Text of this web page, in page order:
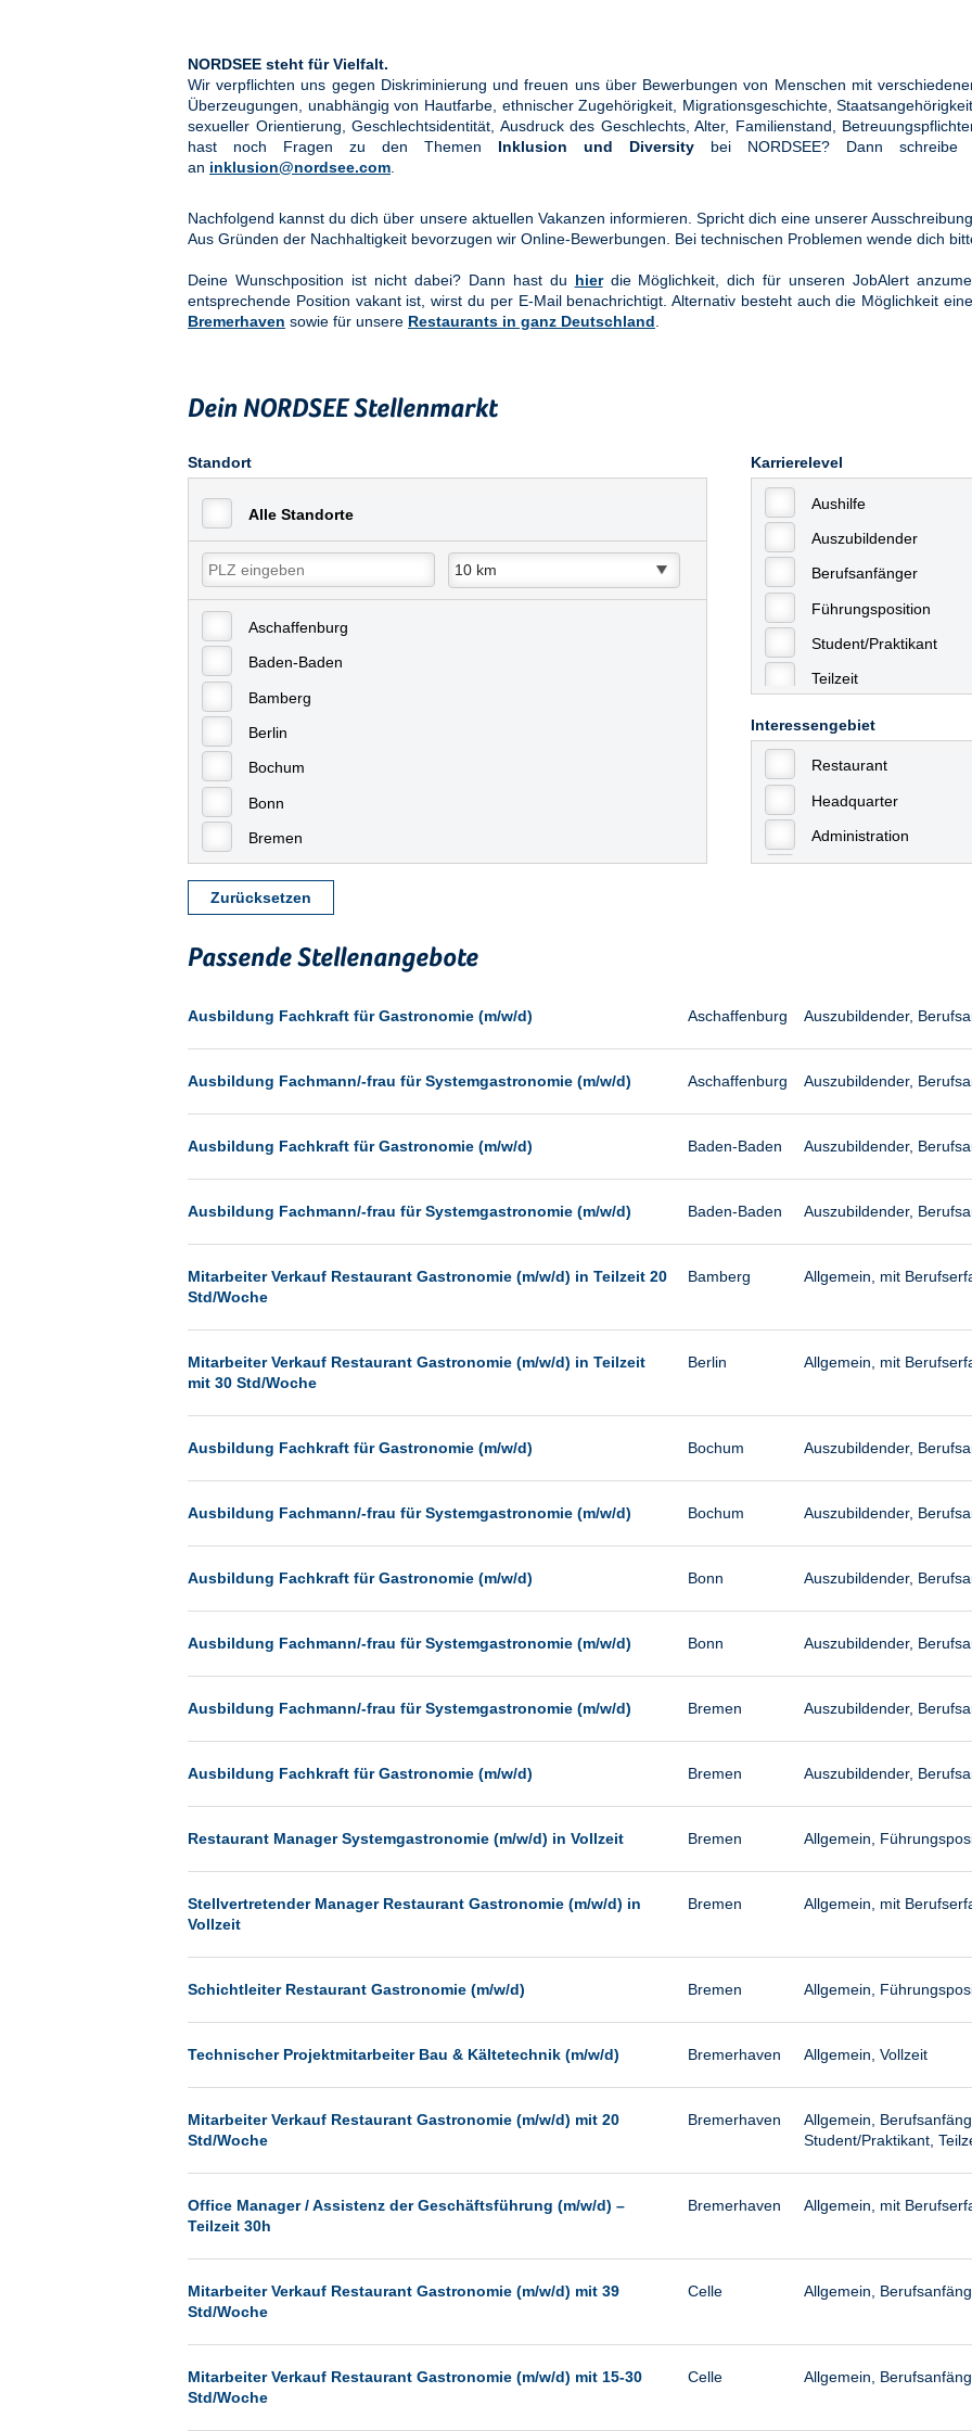
NORDSEE steht für Vielfalt.
Wir verpflichten uns gegen Diskriminierung und freuen uns über Bewerbungen von Menschen mit
Überzeugungen, unabhängig von Hautfarbe, ethnischer Zugehörigkeit, Migrationsgeschichte,
sexueller Orientierung, Geschlechtsidentität, Ausdruck des Geschlechts, Alter, Familienstand,
hast noch Fragen zu den Themen Inklusion und Diversity bei NORDSEE? Dann
an inklusion@nordsee.com
Nachfolgend kannst du dich über unsere aktuellen Vakanzen informieren. Spricht dich eine unserer
Aus Gründen der Nachhaltigkeit bevorzugen wir Online-Bewerbungen. Bei technischen Problemen wende dich
Deine Wunschposition ist nicht dabei? Dann hast du hierdie Möglichkeit, dich für unseren JobAlert
entsprechende Position vakant ist, wirst du per E-Mail benachrichtigt. Alternativ besteht auch die Möglichkeit
Bremerhaven sowie für unsere Restaurants in ganz Deutschland
Dein NORDSEE Stellenmarkt
Standort
Alle Standorte
Aschaffenburg
Baden-Baden
Bamberg
Berlin
Bochum
Bonn
Bremen
Celle
Chemnitz
Dresden
Düsseldorf
Erfurt
Essen
Frankfurt
Freiburg
Göppingen
Göttingen
Günthersdorf
Hermsdorf
Ingolstadt
Kassel
Laatzen
Landau
Leipzig
Ludwigshafen
Münster
Neu-Isenburg
Neumünster
Oldenburg
Paderborn
Passau
Remscheid
Schwerin
Siegburg
Karrierelevel
Aushilfe
Auszubildender
Berufsanfänger
Führungsposition
Student/Praktikant
Teilzeit
Interessengebiet
Restaurant
Headquarter
Administration
Sonstiges
Vertrieb
Zurücksetzen
Passende Stellenangebote
Ausbildung Fachkraft für Gastronomie (m/w/d) Aschaffenburg Auszubildender,
Ausbildung Fachmann/-frau für Systemgastronomie (m/w/d) Aschaffenburg Auszubildender,
Ausbildung Fachkraft für Gastronomie (m/w/d) Baden-Baden Auszubildender,
Ausbildung Fachmann/-frau für Systemgastronomie (m/w/d) Baden-Baden Auszubildender,
Mitarbeiter Verkauf Restaurant Gastronomie (m/w/d) in Teilzeit 20
Std/Woche
Bamberg Allgemein, mit
Mitarbeiter Verkauf Restaurant Gastronomie (m/w/d) in Teilzeit
mit 30 Std/Woche
Berlin Allgemein, mit
Ausbildung Fachkraft für Gastronomie (m/w/d) Bochum Auszubildender,
Ausbildung Fachmann/-frau für Systemgastronomie (m/w/d) Bochum Auszubildender,
Ausbildung Fachkraft für Gastronomie (m/w/d) Bonn Auszubildender,
Ausbildung Fachmann/-frau für Systemgastronomie (m/w/d) Bonn Auszubildender,
Ausbildung Fachmann/-frau für Systemgastronomie (m/w/d) Bremen Auszubildender,
Ausbildung Fachkraft für Gastronomie (m/w/d) Bremen Auszubildender,
Restaurant Manager Systemgastronomie (m/w/d) in Vollzeit Bremen Allgemein,
Stellvertretender Manager Restaurant Gastronomie (m/w/d) in
Vollzeit
Bremen Allgemein, mit
Schichtleiter Restaurant Gastronomie (m/w/d) Bremen Allgemein,
Technischer Projektmitarbeiter Bau & Kältetechnik (m/w/d) Bremerhaven Allgemein, Vollzeit
Mitarbeiter Verkauf Restaurant Gastronomie (m/w/d) mit 20
Std/Woche
Bremerhaven
Allgemein,
Student/Praktikant,
Office Manager / Assistenz der Geschäftsführung (m/w/d) –
Teilzeit 30h
Bremerhaven Allgemein, mit
Mitarbeiter Verkauf Restaurant Gastronomie (m/w/d) mit 39
Std/Woche
Celle Allgemein,
Mitarbeiter Verkauf Restaurant Gastronomie (m/w/d) mit 15-30
Std/Woche
Celle Allgemein,